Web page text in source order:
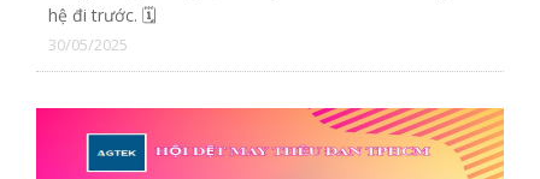
CTY CP QUỐC TẾ PHONG PHÚ
CTY TNHH THỜI TRANG QUỐC TẾ TRƯỜNG PHÁT
hệ đi trước. 🗓
30/05/2025